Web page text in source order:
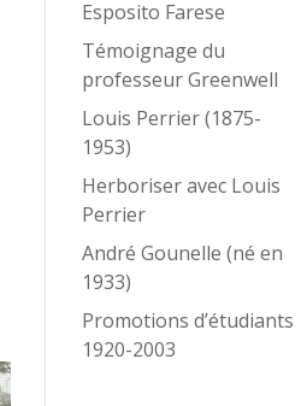
Esposito Farese
Témoignage du
professeur Greenwell
Louis Perrier (1875-
1953)
Herboriser avec Louis
Perrier
André Gounelle (né en
1933)
Promotions d’étudiants
1920-2003